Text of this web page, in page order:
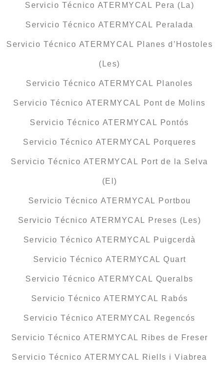
Servicio Técnico ATERMYCAL Pera (La)
Servicio Técnico ATERMYCAL Peralada
Servicio Técnico ATERMYCAL Planes d’Hostoles
(Les)
Servicio Técnico ATERMYCAL Planoles
Servicio Técnico ATERMYCAL Pont de Molins
Servicio Técnico ATERMYCAL Pontós
Servicio Técnico ATERMYCAL Porqueres
Servicio Técnico ATERMYCAL Port de la Selva
(El)
Servicio Técnico ATERMYCAL Portbou
Servicio Técnico ATERMYCAL Preses (Les)
Servicio Técnico ATERMYCAL Puigcerdà
Servicio Técnico ATERMYCAL Quart
Servicio Técnico ATERMYCAL Queralbs
Servicio Técnico ATERMYCAL Rabós
Servicio Técnico ATERMYCAL Regencós
Servicio Técnico ATERMYCAL Ribes de Freser
Servicio Técnico ATERMYCAL Riells i Viabrea